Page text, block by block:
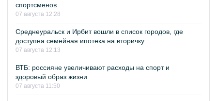
спортсменов
07 августа 12:28
Среднеуральск и Ирбит вошли в список городов, где
доступна семейная ипотека на вторичку
07 августа 12:13
ВТБ: россияне увеличивают расходы на спорт и
здоровый образ жизни
07 августа 11:50